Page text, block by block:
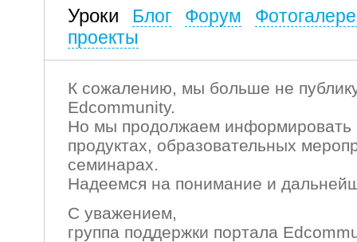
Уроки Блог Форум
проекты
К сожалению, мы больше не
Edcommunity.
Но мы продолжаем информировать
продуктах, образовательных
семинарах.
Надеемся на понимание и
С уважением,
группа поддержки портала